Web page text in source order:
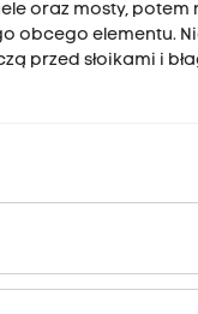
oraz mosty, potem
obcego elementu.
przed słoikami i